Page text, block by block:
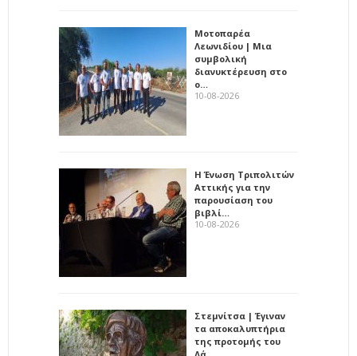
Μοτοπαρέα
Λεωνιδίου | Μια
συμβολική
διανυκτέρευση στο
ο…
10-08-2026
Η Ένωση Τριπολιτών
Αττικής για την
παρουσίαση του
βιβλί…
10-08-2026
Στεμνίτσα | Έγιναν
τα αποκαλυπτήρια
της προτομής του